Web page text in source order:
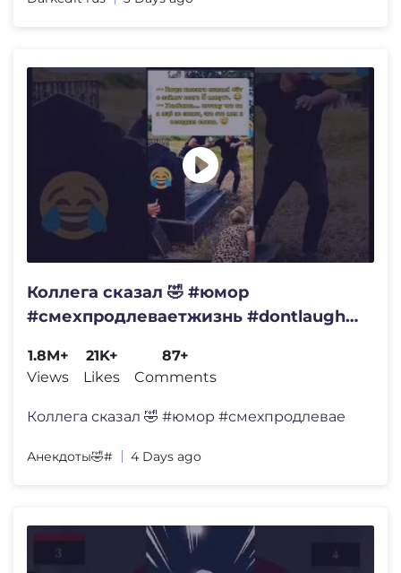
Коллега сказал 🤣 #юмор
#смехпродлеваетжизнь #dontlaught
#funny
1.8M+
Views
21K+
Likes
87+
Comments
Коллега сказал 🤣 #юмор #смехпродлевае
Анекдоты🤣# 4 Days ago